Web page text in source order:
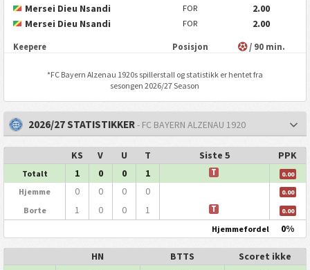
Mersei Dieu Nsandi
FOR
2.00
Mersei Dieu Nsandi
FOR 2.00
Keepere Posisjon / 90 min.
*FC Bayern Alzenau 1920s spillerstall og statistikk er hentet fra
sesongen 2026/27 Season
2026/27 STATISTIKKER- FC BAYERN ALZENAU 1920
KS V U T Siste 5 PPK
Totalt 1 0 0 1 T 0.00
Hjemme 0 0 0 0 0.00
Borte 1 0 0 1 T 0.00
Hjemmefordel 0%
HN BTTS Scoret ikke